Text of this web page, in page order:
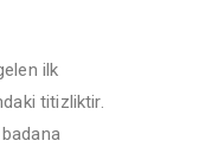
ilk
titizliktir.